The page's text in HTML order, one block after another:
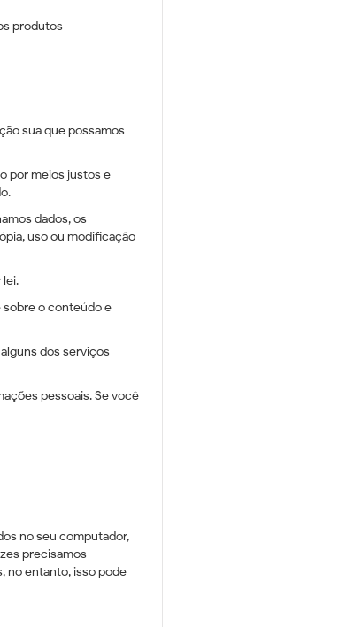
produtos
sua que possamos
por meios justos e
dados, os
uso ou modificação
sobre o conteúdo e
dos serviços
pessoais. Se você
no seu computador,
precisamos
no entanto, isso pode